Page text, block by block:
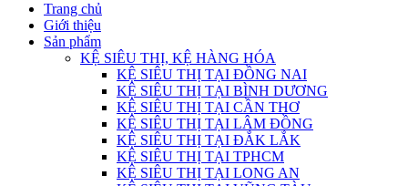
Trang chủ
Giới thiệu
Sản phẩm
KỆ SIÊU THỊ, KỆ HÀNG HÓA
KỆ SIÊU THỊ TẠI ĐỒNG NAI
KỆ SIÊU THỊ TẠI BÌNH DƯƠNG
KỆ SIÊU THỊ TẠI CẦN THƠ
KỆ SIÊU THỊ TẠI LÂM ĐỒNG
KỆ SIÊU THỊ TẠI ĐẮK LẮK
KỆ SIÊU THỊ TẠI TPHCM
KỆ SIÊU THỊ TẠI LONG AN